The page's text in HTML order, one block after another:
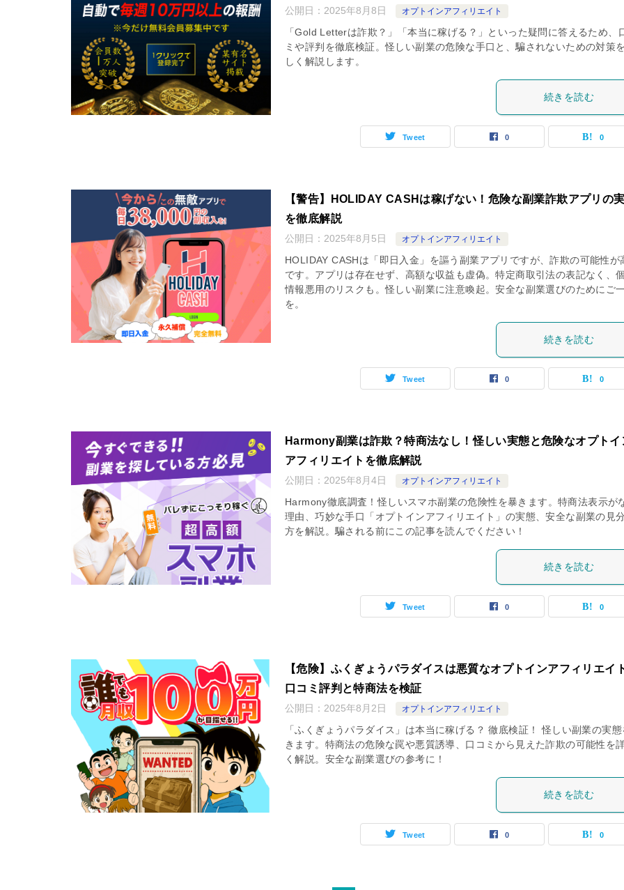
公開日： 2025年8月8日 オプトインアフィリエイト
「Gold Letterは詐欺？」「本当に稼げる？」といった疑問に答えるため、
ミや評判を徹底検証。怪しい副業の危険な手口と、騙されないための対策
しく解説します。
続きを読む
Tweet 0 0
【警告】HOLIDAY CASHは稼げない！危険な副業詐欺アプリの
を徹底解説
公開日： 2025年8月5日 オプトインアフィリエイト
HOLIDAY CASHは「即日入金」を謳う副業アプリですが、詐欺の可能性が
です。アプリは存在せず、高額な収益も虚偽。特定商取引法の表記なく、
情報悪用のリスクも。怪しい副業に注意喚起。安全な副業選びのためにご
を。
続きを読む
Tweet 0 0
Harmony副業は詐欺？特商法なし！怪しい実態と危険なオプトイ
アフィリエイトを徹底解説
公開日： 2025年8月4日 オプトインアフィリエイト
Harmony徹底調査！怪しいスマホ副業の危険性を暴きます。特商法表示が
理由、巧妙な手口「オプトインアフィリエイト」の実態、安全な副業の見
方を解説。騙される前にこの記事を読んでください！
続きを読む
Tweet 0 0
【危険】ふくぎょうパラダイスは悪質なオプトインアフィリエイ
口コミ評判と特商法を検証
公開日： 2025年8月2日 オプトインアフィリエイト
「ふくぎょうパラダイス」は本当に稼げる？ 徹底検証！ 怪しい副業の実態
きます。特商法の危険な罠や悪質誘導、口コミから見えた詐欺の可能性を
く解説。安全な副業選びの参考に！
続きを読む
Tweet 0 0